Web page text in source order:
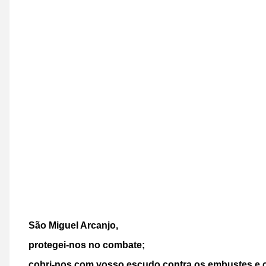
São Miguel Arcanjo,
protegei-nos no combate;